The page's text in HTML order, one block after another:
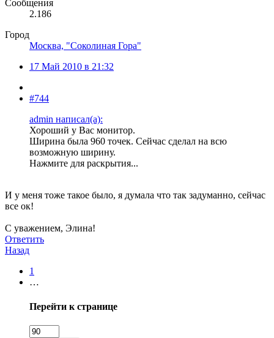
Сообщения
2.186
Город
Москва, "Соколиная Гора"
17 Май 2010 в 21:32
#744
admin написал(а):
Хороший у Вас монитор.
Ширина была 960 точек. Сейчас сделал на всю
возможную ширину.
Нажмите для раскрытия...
И у меня тоже такое было, я думала что так задуманно, сейчас
все ок!
С уважением, Элина!
Ответить
Назад
1
…
Перейти к странице